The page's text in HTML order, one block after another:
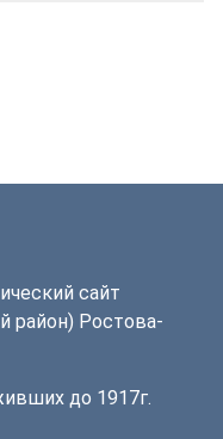
сайт
район) Ростова-
до 1917г.